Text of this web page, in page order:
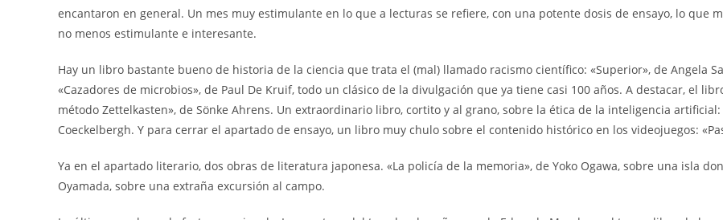
encantaron en general. Un mes muy estimulante en lo que a lecturas se refiere, con una potente dosis de ensayo, lo que
no menos estimulante e interesante.
Hay un libro bastante bueno de historia de la ciencia que trata el (mal) llamado racismo científico: «Superior», de Angela
«Cazadores de microbios», de Paul De Kruif, todo un clásico de la divulgación que ya tiene casi 100 años. A destacar, el
método Zettelkasten», de Sönke Ahrens. Un extraordinario libro, cortito y al grano, sobre la ética de la inteligencia
Coeckelbergh. Y para cerrar el apartado de ensayo, un libro muy chulo sobre el contenido histórico en los videojuegos:
Ya en el apartado literario, dos obras de literatura japonesa. «La policía de la memoria», de Yoko Ogawa, sobre una isla
Oyamada, sobre una extraña excursión al campo.